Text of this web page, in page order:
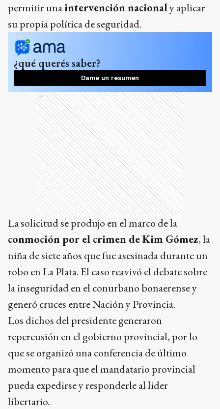
permitir unaintervención nacionaly aplicar
su propia política de seguridad.
¿qué querés saber?
Dame un resumen
Ads
La solicitud se produjo en el marco de la
conmoción por el crimen de Kim Gómez, la
niña de siete años que fue asesinada durante un
robo en La Plata. El caso reavivó el debate sobre
la inseguridad en el conurbano bonaerense y
generó cruces entre Nación y Provincia.
Los dichos del presidente generaron
repercusión en el gobierno provincial, por lo
que se organizó una conferencia de último
momento para que el mandatario provincial
pueda expedirse y responderle al lider
libertario.